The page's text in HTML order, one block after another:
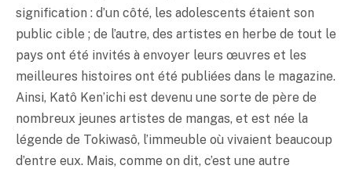
signification : d’un côté, les adolescents étaient son
public cible ; de l’autre, des artistes en herbe de tout le
pays ont été invités à envoyer leurs œuvres et les
meilleures histoires ont été publiées dans le magazine.
Ainsi, Katô Ken’ichi est devenu une sorte de père de
nombreux jeunes artistes de mangas, et est née la
légende de Tokiwasô, l’immeuble où vivaient beaucoup
d’entre eux. Mais, comme on dit, c’est une autre